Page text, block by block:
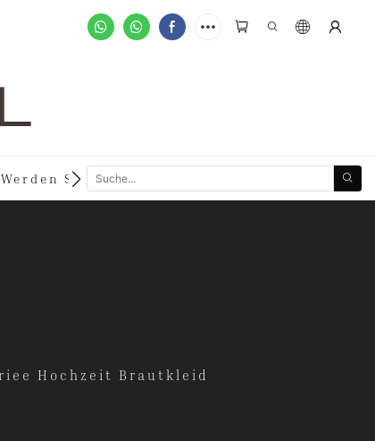
Werden Sie Händler Sonderanfertigungen
Hochzeit Brautkleid